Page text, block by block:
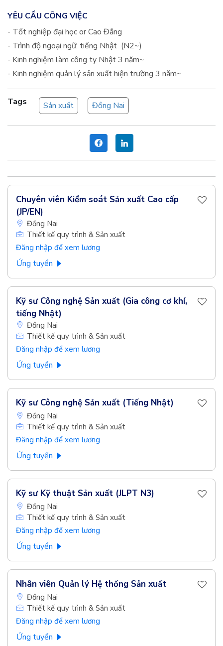
YÊU CẦU CÔNG VIỆC
- Tốt nghiệp đại học or Cao Đẳng
- Trình độ ngoại ngữ: tiếng Nhật (N2~)
- Kinh nghiệm làm công ty Nhật 3 năm~
- Kinh nghiệm quản lý sản xuất hiện trường 3 năm~
Tags Sản xuất Đồng Nai
Chuyên viên Kiểm soát Sản xuất Cao cấp
(JP/EN)
Đồng Nai
Thiết kế quy trình & Sản xuất
Đăng nhập để xem lương
Ứng tuyển
Kỹ sư Công nghệ Sản xuất (Gia công cơ khí,
tiếng Nhật)
Đồng Nai
Thiết kế quy trình & Sản xuất
Đăng nhập để xem lương
Ứng tuyển
Kỹ sư Công nghệ Sản xuất (Tiếng Nhật)
Đồng Nai
Thiết kế quy trình & Sản xuất
Đăng nhập để xem lương
Ứng tuyển
Kỹ sư Kỹ thuật Sản xuất (JLPT N3)
Đồng Nai
Thiết kế quy trình & Sản xuất
Đăng nhập để xem lương
Ứng tuyển
Nhân viên Quản lý Hệ thống Sản xuất
Đồng Nai
Thiết kế quy trình & Sản xuất
Đăng nhập để xem lương
Ứng tuyển